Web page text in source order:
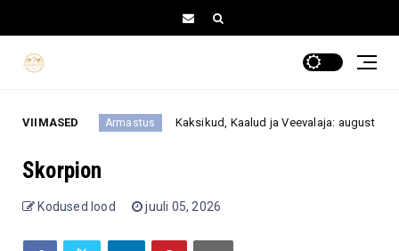
VIIMASED Armastus Kaksikud, Kaalud ja Veevalaja: august paneb
Skorpion
Kodused lood juuli 05, 2026